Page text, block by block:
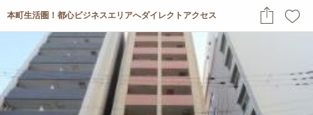
本町生活圏！都心ビジネスエリアへダイレクトアクセス